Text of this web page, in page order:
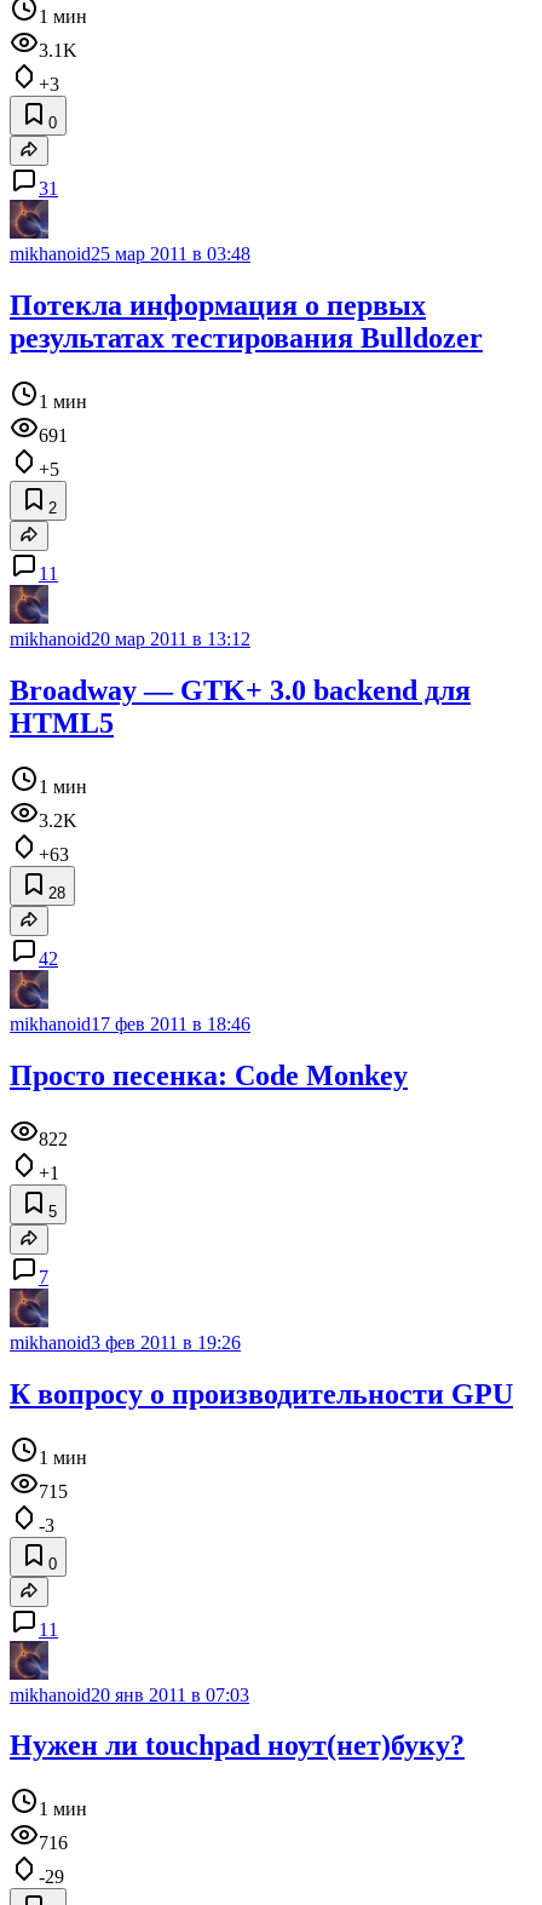
1 мин
3.1K
+3
0
31
mikhanoid25 мар 2011 в 03:48
Потекла информация о первых
результатах тестирования Bulldozer
1 мин
691
+5
2
11
mikhanoid20 мар 2011 в 13:12
Broadway — GTK+ 3.0 backend для
HTML5
1 мин
3.2K
+63
28
42
mikhanoid17 фев 2011 в 18:46
Просто песенка: Code Monkey
822
+1
5
7
mikhanoid3 фев 2011 в 19:26
К вопросу о производительности GPU
1 мин
715
-3
0
11
mikhanoid20 янв 2011 в 07:03
Нужен ли touchpad ноут(нет)буку?
1 мин
716
-29